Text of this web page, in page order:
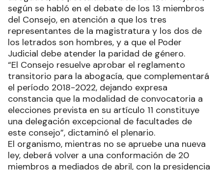
según se habló en el debate de los 13 miembros
del Consejo, en atención a que los tres
representantes de la magistratura y los dos de
los letrados son hombres, y a que el Poder
Judicial debe atender la paridad de género.
“El Consejo resuelve aprobar el reglamento
transitorio para la abogacía, que complementará
el período 2018-2022, dejando expresa
constancia que la modalidad de convocatoria a
elecciones prevista en su artículo 11 constituye
una delegación excepcional de facultades de
este consejo”, dictaminó el plenario.
El organismo, mientras no se apruebe una nueva
ley, deberá volver a una conformación de 20
miembros a mediados de abril, con la presidencia